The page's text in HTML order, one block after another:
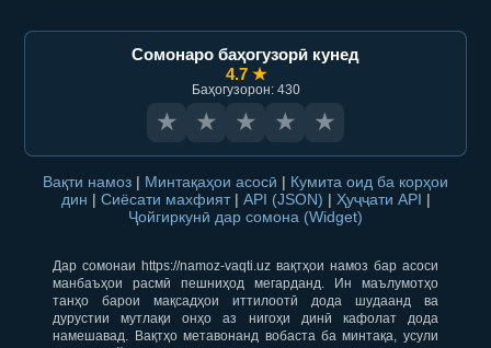
Сомонаро баҳогузорӣ кунед
4.7 ★
Баҳогузорон: 430
★ ★ ★ ★ ★
Вақти намоз | Минтақаҳои асосӣ | Кумита оид ба корҳои
дин | Сиёсати махфият | API (JSON) | Ҳуҷҷати API |
Ҷойгиркунӣ дар сомона (Widget)
Дар сомонаи https://namoz-vaqti.uz вақтҳои намоз бар асоси
манбаъҳои расмӣ пешниҳод мегарданд. Ин маълумотҳо
танҳо барои мақсадҳои иттилоотӣ дода шудаанд ва
дурустии мутлақи онҳо аз нигоҳи динӣ кафолат дода
намешавад. Вақтҳо метавонанд вобаста ба минтақа, усули